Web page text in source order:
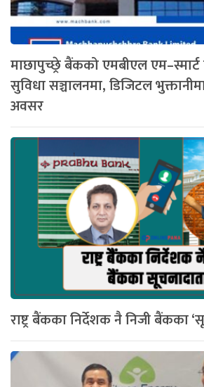
माछापुच्छ्रे बैंकको एमबीएल एम–स्मार्ट
सुविधा सञ्चालनमा, डिजिटल
अवसर
राष्ट्र बैंकका निर्देशक नै निजी बैंकका